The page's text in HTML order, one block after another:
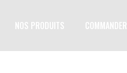
NOS PRODUITS COMMANDER